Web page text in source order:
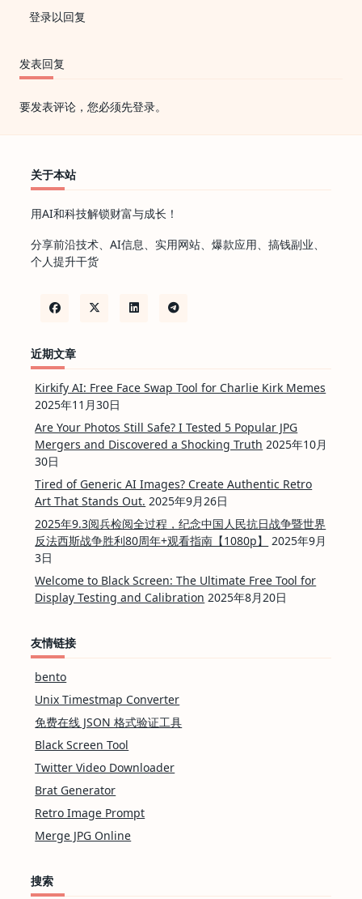
登录以回复
发表回复
要发表评论，您必须先登录。
关于本站
用AI和科技解锁财富与成长！
分享前沿技术、AI信息、实用网站、爆款应用、搞钱副业、
个人提升干货
近期文章
Kirkify AI: Free Face Swap Tool for Charlie Kirk Memes
2025年11月30日
Are Your Photos Still Safe? I Tested 5 Popular JPG
Mergers and Discovered a Shocking Truth 2025年10月
30日
Tired of Generic AI Images? Create Authentic Retro
Art That Stands Out. 2025年9月26日
2025年9.3阅兵检阅全过程，纪念中国人民抗日战争暨世界
反法西斯战争胜利80周年+观看指南【1080p】
2025年9月
3日
Welcome to Black Screen: The Ultimate Free Tool for
Display Testing and Calibration 2025年8月20日
友情链接
bento
Unix Timestmap Converter
免费在线 JSON 格式验证工具
Black Screen Tool
Twitter Video Downloader
Brat Generator
Retro Image Prompt
Merge JPG Online
搜索